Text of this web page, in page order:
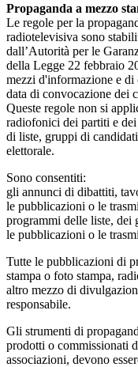
Propaganda a mezzo
Le regole per la
radiotelevisiva sono
dall’Autorità per le
della Legge 22 febbraio
mezzi d'informazione e di
data di convocazione dei
Queste regole non si
radiofonici dei partiti e
di liste, gruppi di
elettorale.
Sono consentiti:
gli annunci di dibattiti,
le pubblicazioni o le
programmi delle liste, dei
le pubblicazioni o le
Tutte le pubblicazioni di
stampa o foto stampa,
altro mezzo di
responsabile.
Gli strumenti di
prodotti o commissionati
associazioni, devono